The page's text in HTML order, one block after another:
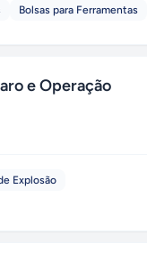
Bolsas para Ferramentas
e Operação
Explosão